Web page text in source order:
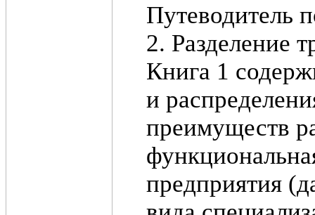
2. Разделение
Книга 1
и
преимуществ
предприятия